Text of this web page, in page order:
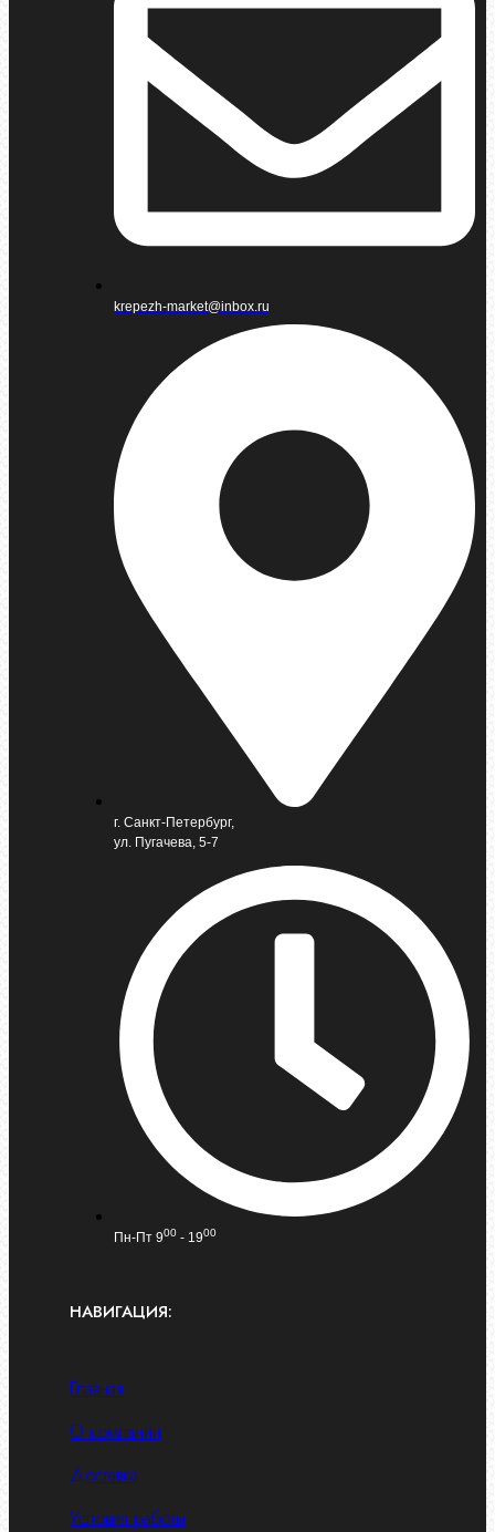
krepezh-market@inbox.ru
г. Санкт-Петербург,
ул. Пугачева, 5-7
Пн-Пт 900 - 1900
НАВИГАЦИЯ:
Главная
О компании
Доставка
Условия работы